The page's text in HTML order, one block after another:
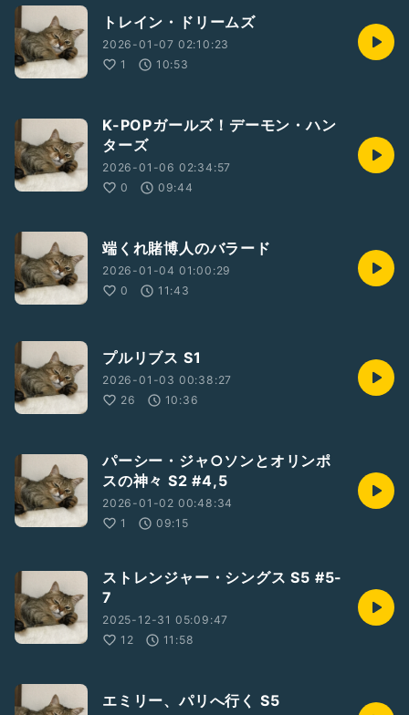
トレイン・ドリームズ
2026-01-07 02:10:23
1
10:53
K-POPガールズ！デーモン・ハン
ターズ
2026-01-06 02:34:57
0
09:44
端くれ賭博人のバラード
2026-01-04 01:00:29
0
11:43
プルリブス S1
2026-01-03 00:38:27
26
10:36
パーシー・ジャ○ソンとオリンポ
スの神々 S2 #4,5
2026-01-02 00:48:34
1
09:15
ストレンジャー・シングス S5 #5-
7
2025-12-31 05:09:47
12
11:58
エミリー、パリへ行く S5